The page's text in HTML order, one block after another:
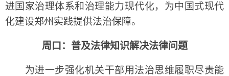
进国家治理体系和治理能力现代化，为中国式现代
化建设郑州实践提供法治保障。
周口：普及法律知识解决法律问题
为进一步强化机关干部用法治思维履职尽责能